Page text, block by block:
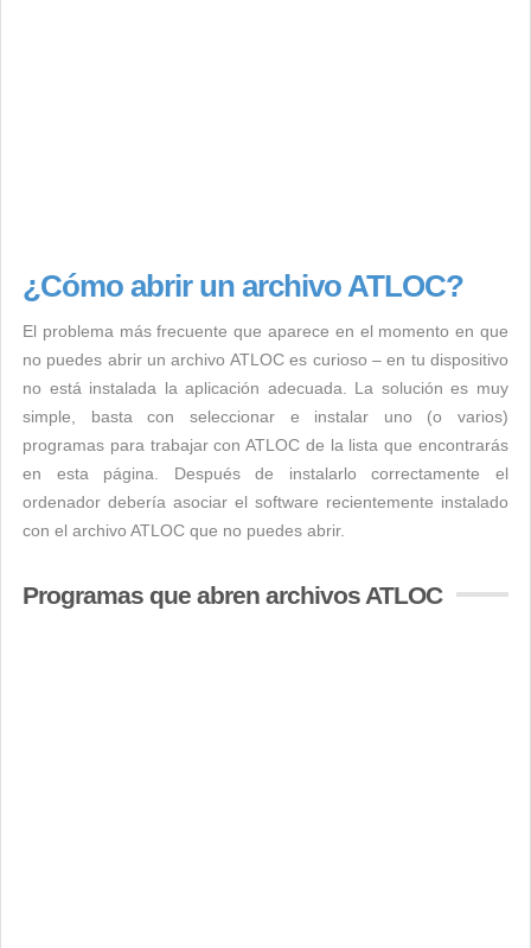
¿Cómo abrir un archivo ATLOC?
El problema más frecuente que aparece en el momento en que
no puedes abrir un archivo ATLOC es curioso – en tu dispositivo
no está instalada la aplicación adecuada. La solución es muy
simple, basta con seleccionar e instalar uno (o varios)
programas para trabajar con ATLOC de la lista que encontrarás
en esta página. Después de instalarlo correctamente el
ordenador debería asociar el software recientemente instalado
con el archivo ATLOC que no puedes abrir.
Programas que abren archivos ATLOC